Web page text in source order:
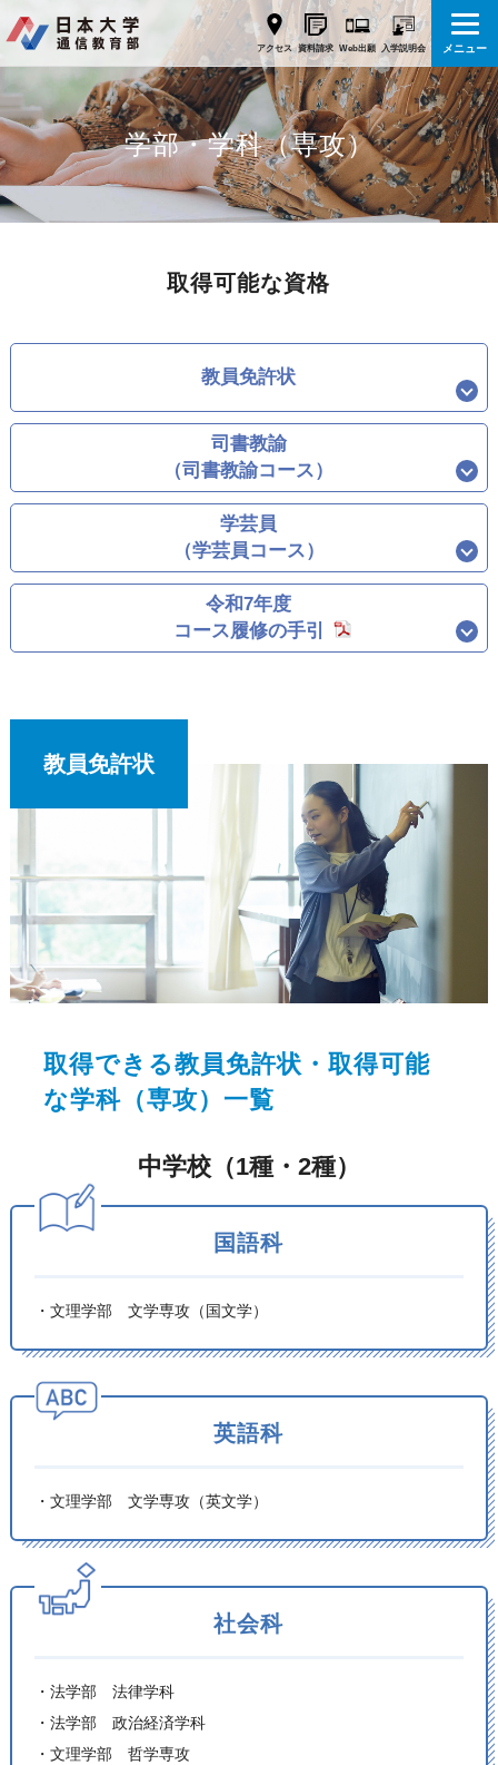
アクセス 資料請求 Web出願 入学説明会 メニュー
学部・学科（専攻）
取得可能な資格
教員免許状
司書教諭
（司書教諭コース）
学芸員
（学芸員コース）
令和7年度
コース履修の手引
教員免許状
取得できる教員免許状 ・取得可能
な学科（専攻） 一覧
中学校（1種・2種）
国語科
・文理学部 文学専攻（国文学）
英語科
・文理学部 文学専攻（英文学）
社会科
・法学部 法律学科
・法学部 政治経済学科
・文理学部 哲学専攻